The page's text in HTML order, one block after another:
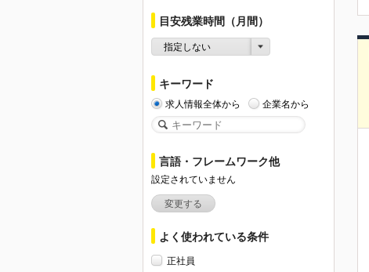
目安残業時間（月間）
指定しない
キーワード
求人情報全体から 企業名から
言語・フレームワーク他
設定されていません
変更する
よく使われている条件
正社員